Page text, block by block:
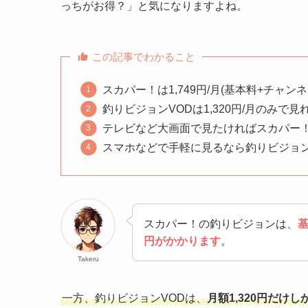
っちがお得？」と気になりますよね。
この記事でわかること
スカパー！は1,749円/月(基本料+チャン
釣りビジョンVODは1,320円/月のみで見
テレビなど大画面で見たければスカパー
スマホなどで手軽に見るなら釣りビジョ
Takeru
スカパー！の釣りビジョンは、
円がかかります。
一方、釣りビジョンVODは、月額1,320円だけし